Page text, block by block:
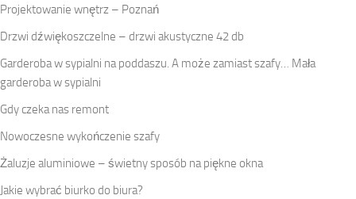
Projektowanie wnętrz – Poznań
Drzwi dźwiękoszczelne – drzwi akustyczne 42 db
Garderoba w sypialni na poddaszu. A może zamiast szafy… Mała
garderoba w sypialni
Gdy czeka nas remont
Nowoczesne wykończenie szafy
Żaluzje aluminiowe – świetny sposób na piękne okna
Jakie wybrać biurko do biura?